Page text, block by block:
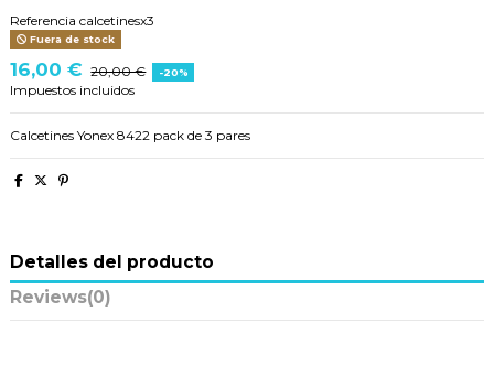
Referencia calcetinesx3
Fuera de stock
16,00 € 20,00 € -20%
Impuestos incluidos
Calcetines Yonex 8422 pack de 3 pares
Detalles del producto
Reviews(0)